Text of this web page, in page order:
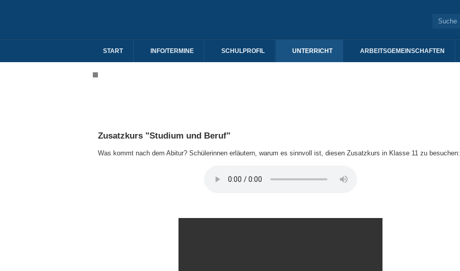
START INFO/TERMINE SCHULPROFIL UNTERRICHT ARBEITSGEMEINSCHAFTEN
Zusatzkurs "Studium und Beruf"
Was kommt nach dem Abitur? Schülerinnen erläutern, warum es sinnvoll ist, diesen Zusatzkurs in Klasse 11 zu besuchen: